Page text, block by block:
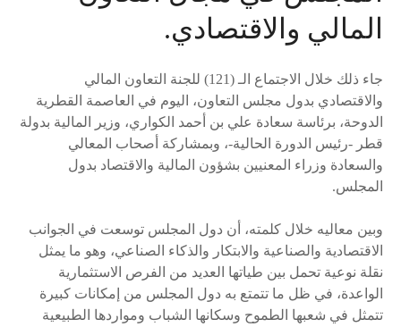
المالي والاقتصادي.
جاء ذلك خلال الاجتماع الـ (121) للجنة التعاون المالي
والاقتصادي بدول مجلس التعاون، اليوم في العاصمة القطرية
الدوحة، برئاسة سعادة علي بن أحمد الكواري، وزير المالية بدولة
قطر -رئيس الدورة الحالية-، وبمشاركة أصحاب المعالي
والسعادة وزراء المعنيين بشؤون المالية والاقتصاد بدول
المجلس.
وبين معاليه خلال كلمته، أن دول المجلس توسعت في الجوانب
الاقتصادية والصناعية والابتكار والذكاء الصناعي، وهو ما يمثل
نقلة نوعية تحمل بين طياتها العديد من الفرص الاستثمارية
الواعدة، في ظل ما تتمتع به دول المجلس من إمكانات كبيرة
تتمثل في شعبها الطموح وسكانها الشباب ومواردها الطبيعية